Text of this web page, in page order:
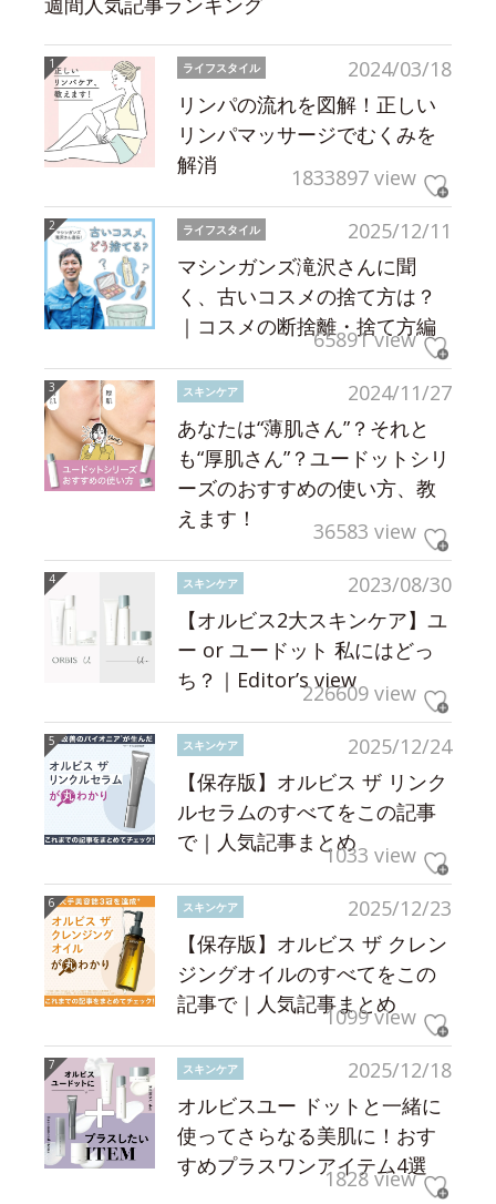
2024/03/18
ライフスタイル
リンパの流れを図解！正しい
リンパマッサージでむくみを
解消
1833897 view
2025/12/11
ライフスタイル
マシンガンズ滝沢さんに聞
く、古いコスメの捨て方は？
｜コスメの断捨離・捨て方編
65891 view
2024/11/27
スキンケア
あなたは“薄肌さん”？それと
も“厚肌さん”？ユードットシリ
ーズのおすすめの使い方、教
えます！
36583 view
2023/08/30
スキンケア
【オルビス2大スキンケア】ユ
ー or ユードット 私にはどっ
ち？｜Editor’s view226609 view
2025/12/24
スキンケア
【保存版】オルビス ザ リンク
ルセラムのすべてをこの記事
で｜人気記事まとめ1033 view
2025/12/23
スキンケア
【保存版】オルビス ザ クレン
ジングオイルのすべてをこの
記事で｜人気記事まとめ
1099 view
2025/12/18
スキンケア
オルビスユー ドットと一緒に
使ってさらなる美肌に！おす
すめプラスワンアイテム4選
1828 view